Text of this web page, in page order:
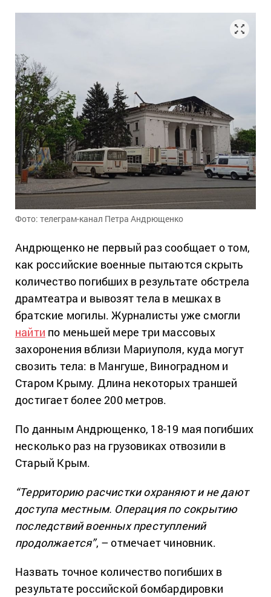
Фото: телеграм-канал Петра Андрющенко
Андрющенко не первый раз сообщает о том,
как российские военные пытаются скрыть
количество погибших в результате обстрела
драмтеатра и вывозят тела в мешках в
братские могилы. Журналисты уже смогли
найти по меньшей мере три массовых
захоронения вблизи Мариуполя, куда могут
свозить тела: в Мангуше, Виноградном и
Старом Крыму. Длина некоторых траншей
достигает более 200 метров.
По данным Андрющенко, 18-19 мая погибших
несколько раз на грузовиках отвозили в
Старый Крым.
“Территорию расчистки охраняют и не дают
доступа местным. Операция по сокрытию
последствий военных преступлений
продолжается”, – отмечает чиновник.
Назвать точное количество погибших в
результате российской бомбардировки